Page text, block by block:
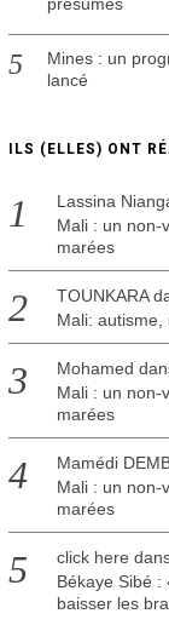
Mines : un
lancé
ILS (ELLES) ONT
Lassina
Mali : un non-
marées
TOUNKARA
Mali: autisme,
Mohamed
Mali : un non-
marées
Mamédi
Mali : un non-
marées
click here
Békaye Sibé
baisser les